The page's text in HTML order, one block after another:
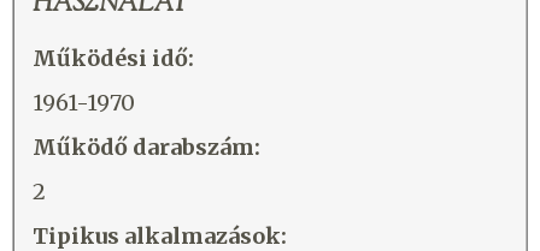
Működési idő:
1961-1970
Működő darabszám:
2
Tipikus alkalmazások: